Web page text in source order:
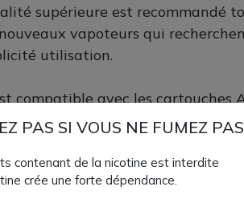
supérieure est recommandé
vapoteurs qui
utilisation.
compatible avec les cartouches
s'effectue par le côté.
Pro Steam Crave contient :
PAS SI VOUS NE FUMEZ
contenant de la nicotine est interdite
crée une forte dépendance.